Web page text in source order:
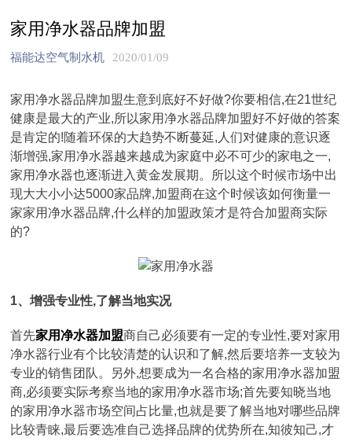
家用净水器品牌加盟
福能达空气制水机 2020/01/09
家用净水器品牌加盟生意到底好不好做?你要相信,在21世纪
健康是最大的产业,所以家用净水器品牌加盟好不好做的答案
是肯定的!随着环保的大趋势不断蔓延,人们对健康的意识逐
渐增强,家用净水器越来越成为家庭中必不可少的家电之一,
家用净水器也逐渐进入黄金发展期。所以这个时候市场中出
现大大小小达5000家品牌,加盟商在这个时候该如何衡量一
家家用净水器品牌,什么样的加盟政策才是符合加盟商实际
的?
1、增强专业性,了解当地实况
首先家用净水器加盟商自己必须要有一定的专业性,要对家用
净水器行业有个比较清楚的认识和了解,然后要培养一支较为
专业的销售团队。另外,想要成为一名合格的家用净水器加盟
商,必须要实际考察当地的家用净水器市场;首先要知晓当地
的家用净水器市场空间占比量,也就是要了解当地对哪些品牌
比较青睐,最后要选准自己选择品牌的优势所在,知彼知己,才